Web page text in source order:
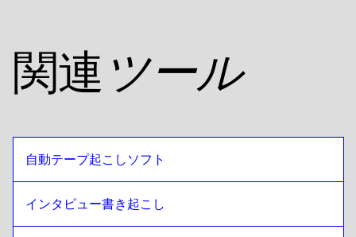
関連 ツール
自動テープ起こしソフト
インタビュー書き起こし